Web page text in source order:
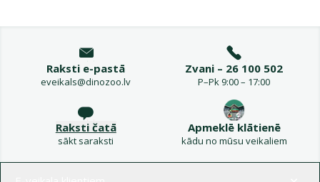
Raksti e-pastā
eveikals@dinozoo.lv
Zvani – 26 100 502
P–Pk 9:00 – 17:00
Raksti čatā
sākt saraksti
Apmeklē klātienē
kādu no mūsu veikaliem